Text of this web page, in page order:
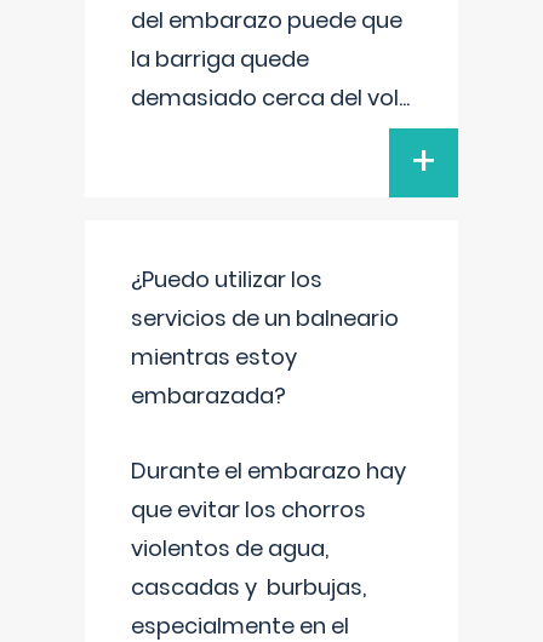
del embarazo puede que
la barriga quede
demasiado cerca del vol...
+
¿Puedo utilizar los
servicios de un balneario
mientras estoy
embarazada?
Durante el embarazo hay
que evitar los chorros
violentos de agua,
cascadas y burbujas,
especialmente en el